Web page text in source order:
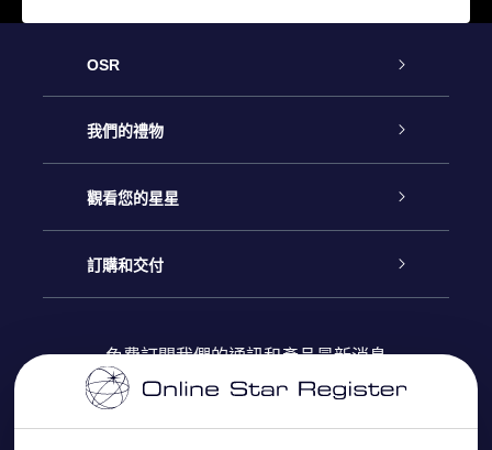
OSR
客戶服務
聯繫我們
博客
評論
我們的禮物
Online Star禮物
OSR禮物包
OSR 禮物卡
觀看您的星星
星星注册
個性化的Star Page
訂購和交付
付款資訊
免費訂閱我們的通訊和產品最新消息